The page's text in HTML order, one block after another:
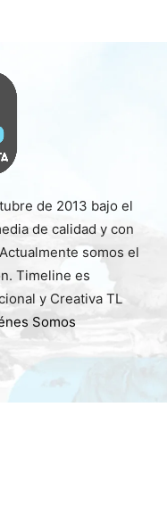
de 2013 bajo el
de calidad y con
somos el
Timeline es
y Creativa TL
Somos